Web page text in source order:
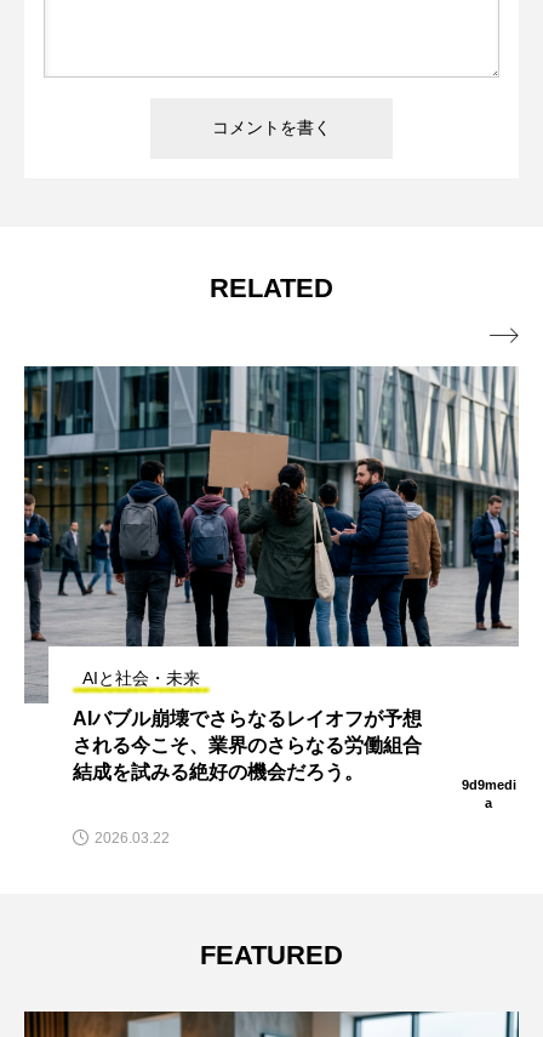
RELATED
AIと社会・未来
AIバブル崩壊でさらなるレイオフが予想
される今こそ、業界のさらなる労働組合
結成を試みる絶好の機会だろう。
9d9medi
a
2026.03.22

FEATURED